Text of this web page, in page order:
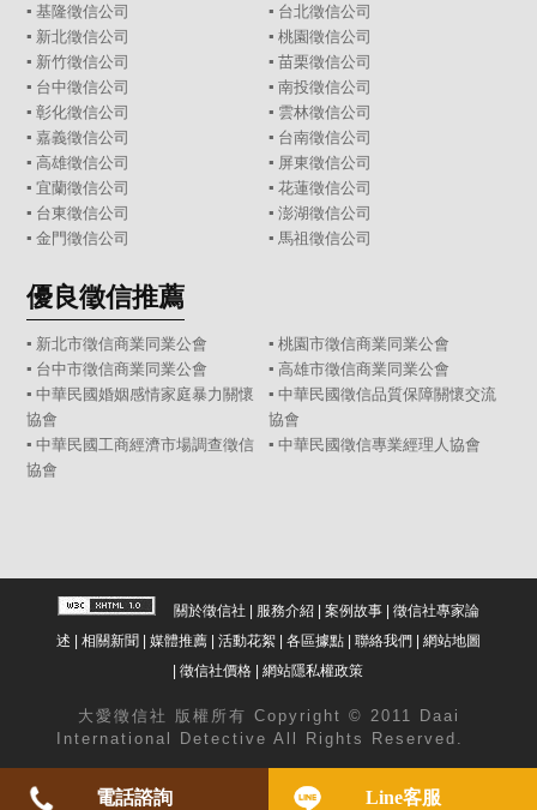
▪基隆徵信公司 ▪ 台北徵信公司
▪ 新北徵信公司 ▪ 桃園徵信公司
▪ 新竹徵信公司 ▪ 苗栗徵信公司
▪ 台中徵信公司 ▪ 南投徵信公司
▪彰化徵信公司 ▪ 雲林徵信公司
▪嘉義徵信公司 ▪ 台南徵信公司
▪高雄徵信公司 ▪ 屏東徵信公司
▪宜蘭徵信公司 ▪ 花蓮徵信公司
▪ 台東徵信公司 ▪ 澎湖徵信公司
▪金門徵信公司 ▪ 馬祖徵信公司
優良徵信推薦
▪ 新北市徵信商業同業公會
▪ 桃園市徵信商業同業公會
▪ 台中市徵信商業同業公會
▪ 高雄市徵信商業同業公會
▪ 中華民國婚姻感情家庭暴力關懷
協會
▪ 中華民國徵信品質保障關懷交流
協會
▪ 中華民國工商經濟市場調查徵信
協會
▪ 中華民國徵信專業經理人協會
關於徵信社 | 服務介紹| 案例故事| 徵信社專家論
述 | 相關新聞 | 媒體推薦| 活動花絮| 各區據點| 聯絡我們| 網站地圖
|徵信社價格 |網站隱私權政策
大愛 徵信社
版權所有 Copyright © 2011 Daai
International Detective All Rights Reserved.
電話諮詢 Line客服